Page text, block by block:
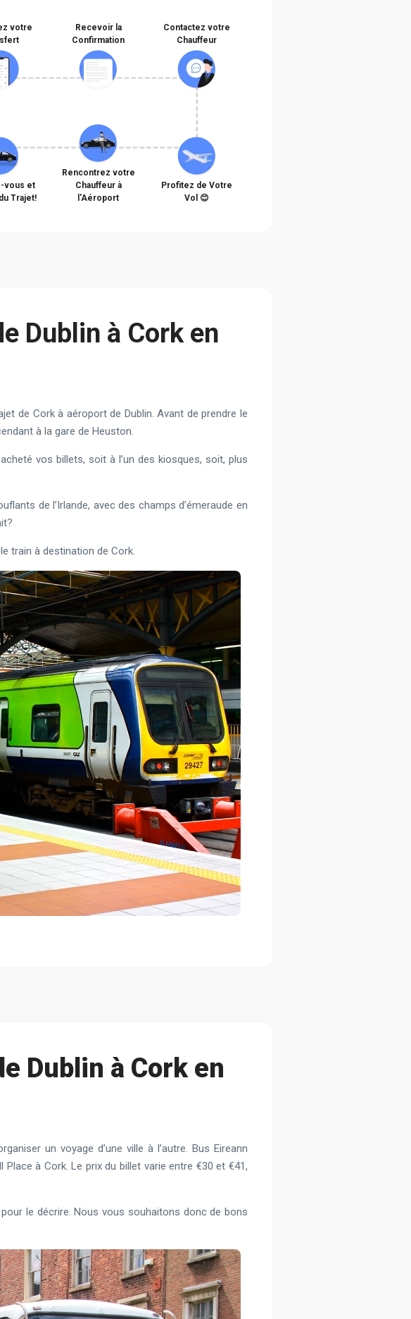
votre
Recevoir la
Confirmation
Contactez votre
Chauffeur
vous et
Trajet!
Rencontrez votre
Chauffeur à
l'Aéroport
Profitez de Votre
Vol 😊
Dublin à Cork en
de Cork à aéroport de Dublin. Avant de prendre le
à la gare de Heuston.
vos billets, soit à l’un des kiosques, soit, plus
de l’Irlande, avec des champs d’émeraude en
train à destination de Cork.
Dublin à Cork en
un voyage d’une ville à l’autre. Bus Eireann
Place à Cork. Le prix du billet varie entre €30 et €41,
le décrire. Nous vous souhaitons donc de bons